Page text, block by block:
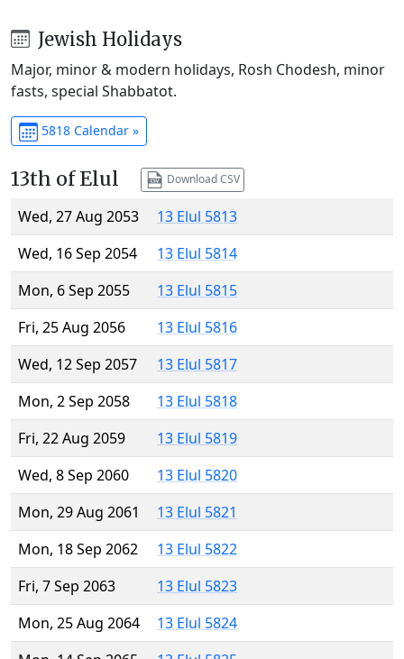
Jewish Holidays
Major, minor & modern holidays, Rosh Chodesh, minor
fasts, special Shabbatot.
5818 Calendar »
13th of Elul Download CSV
Wed, 27 Aug 2053
13 Elul 5813
Wed, 16 Sep 2054
13 Elul 5814
Mon, 6 Sep 2055
13 Elul 5815
Fri, 25 Aug 2056
13 Elul 5816
Wed, 12 Sep 2057
13 Elul 5817
Mon, 2 Sep 2058
13 Elul 5818
Fri, 22 Aug 2059
13 Elul 5819
Wed, 8 Sep 2060
13 Elul 5820
Mon, 29 Aug 2061
13 Elul 5821
Mon, 18 Sep 2062
13 Elul 5822
Fri, 7 Sep 2063
13 Elul 5823
Mon, 25 Aug 2064
13 Elul 5824